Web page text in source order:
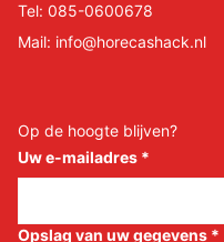
Tel: 085-0600678
Mail: info@horecashack.nl
Op de hoogte blijven?
Uw e-mailadres *
Opslag van uw gegevens *